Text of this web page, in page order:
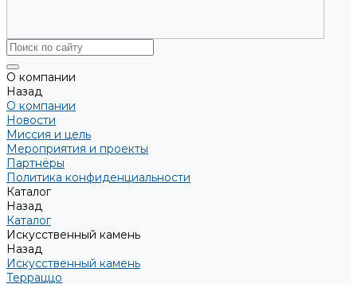
О компании
Назад
О компании
Новости
Миссия и цель
Мероприятия и проекты
Партнёры
Политика конфиденциальности
Каталог
Назад
Каталог
Искусственный камень
Назад
Искусственный камень
Терраццо